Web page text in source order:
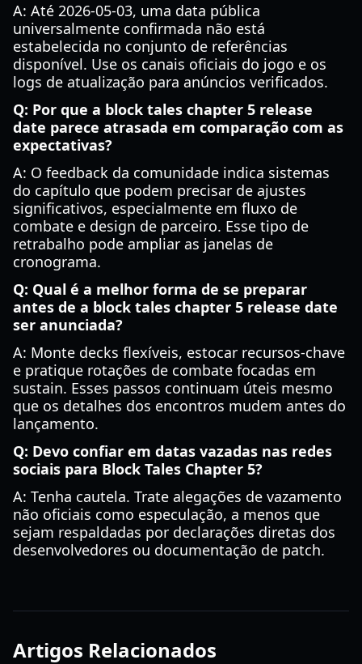
A: Até 2026-05-03, uma data pública
universalmente confirmada não está
estabelecida no conjunto de referências
disponível. Use os canais oficiais do jogo e os
logs de atualização para anúncios verificados.
Q: Por que a block tales chapter 5 release
date parece atrasada em comparação com as
expectativas?
A: O feedback da comunidade indica sistemas
do capítulo que podem precisar de ajustes
significativos, especialmente em fluxo de
combate e design de parceiro. Esse tipo de
retrabalho pode ampliar as janelas de
cronograma.
Q: Qual é a melhor forma de se preparar
antes de a block tales chapter 5 release date
ser anunciada?
A: Monte decks flexíveis, estocar recursos-chave
e pratique rotações de combate focadas em
sustain. Esses passos continuam úteis mesmo
que os detalhes dos encontros mudem antes do
lançamento.
Q: Devo confiar em datas vazadas nas redes
sociais para Block Tales Chapter 5?
A: Tenha cautela. Trate alegações de vazamento
não oficiais como especulação, a menos que
sejam respaldadas por declarações diretas dos
desenvolvedores ou documentação de patch.
Artigos Relacionados